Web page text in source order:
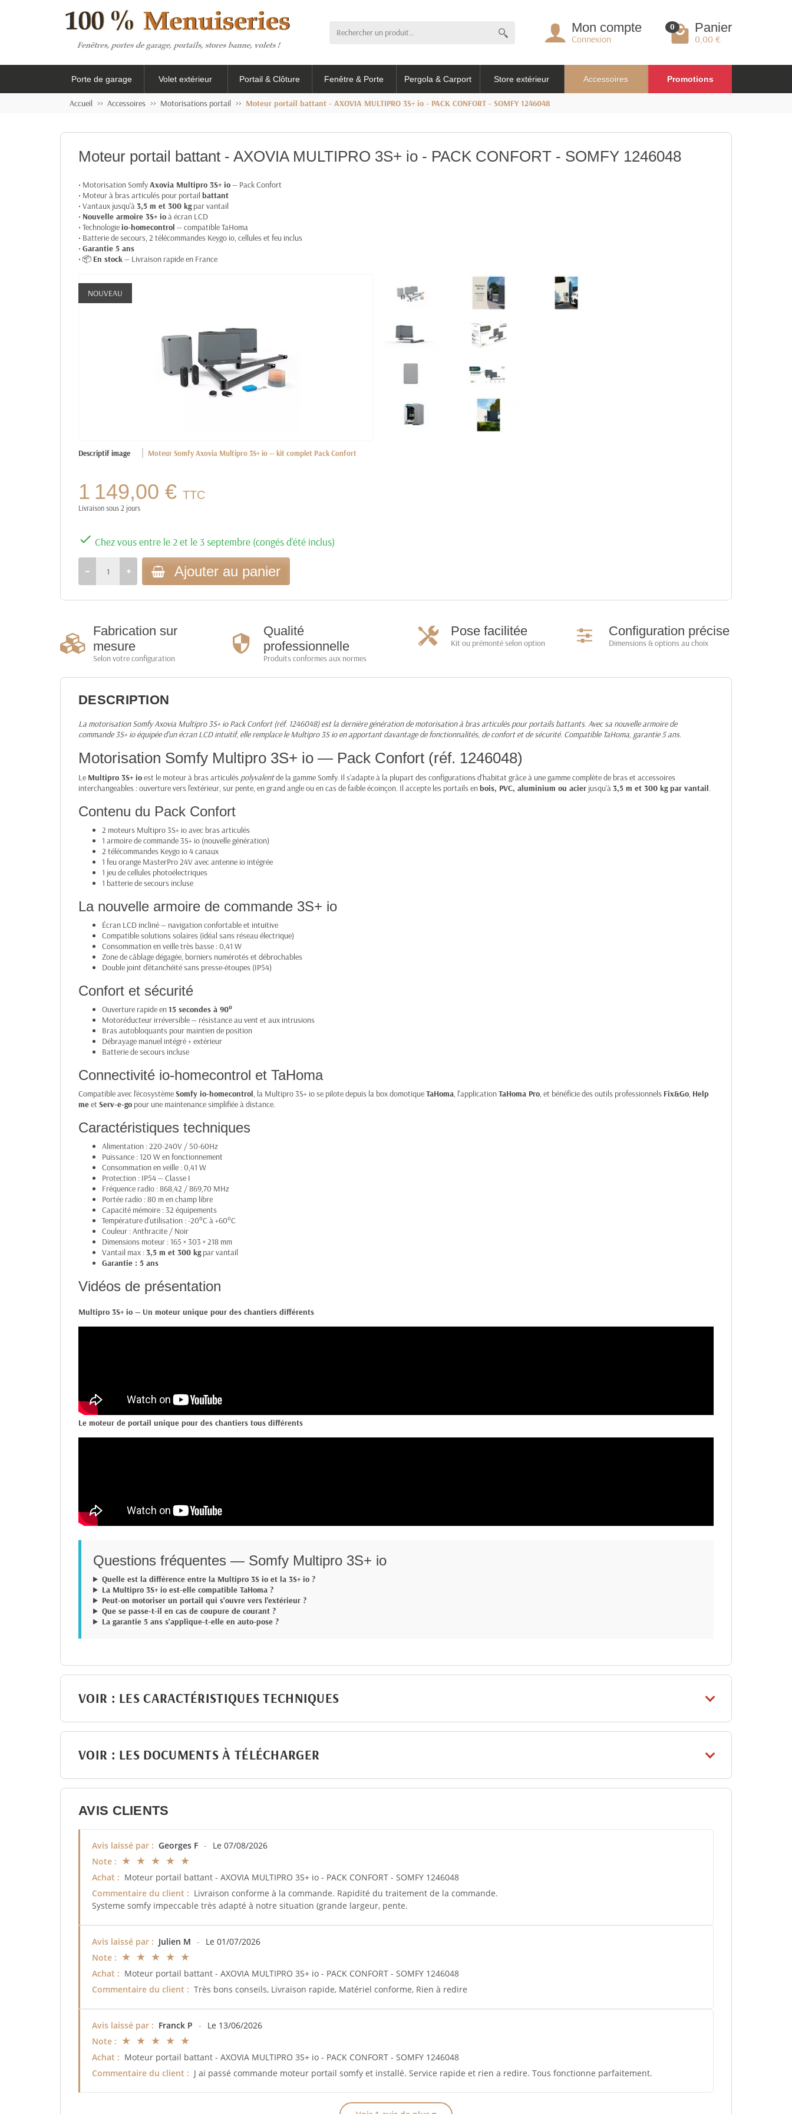
Mon compte
Connexion
0 Panier
0,00 €
Porte de garage Volet extérieur Portail & Clôture Fenêtre & Porte Pergola & Carport Store extérieur Accessoires Promotions
Accueil Accessoires Motorisations portail Moteur portail battant - AXOVIA MULTIPRO 3S+ io - PACK CONFORT - SOMFY 1246048
Moteur portail battant - AXOVIA MULTIPRO 3S+ io - PACK CONFORT - SOMFY 1246048
• Motorisation SomfyAxovia Multipro 3S+ io— Pack Confort
• Moteur à bras articulés pour portail battant
• Vantaux jusqu'à3,5 m et 300 kgpar vantail
• Nouvelle armoire 3S+ ioà écran LCD
• Technologieio-homecontrol — compatible TaHoma
• Batterie de secours, 2 télécommandes Keygo io, cellules et feu inclus
• Garantie 5 ans
• 📦 En stock— Livraison rapide en France
NOUVEAU
Descriptif image Moteur Somfy Axovia Multipro 3S+ io — kit complet Pack Confort
1 149,00 € TTC
Livraison sous 2 jours
 Chez vous entre le 2 et le 3 septembre (congés d’été inclus)
Ajouter au panier
Fabrication sur
mesure
Selon votre configuration
Qualité
professionnelle
Produits conformes aux normes
Pose facilitée
Kit ou prémonté selon option
Configuration précise
Dimensions & options au choix
DESCRIPTION
La motorisation Somfy Axovia Multipro 3S+ io Pack Confort (réf. 1246048) est la dernière génération de motorisation à bras articulés pour portails battants. Avec sa nouvelle armoire de
commande 3S+ io équipée d'un écran LCD intuitif, elle remplace le Multipro 3S io en apportant davantage de fonctionnalités, de confort et de sécurité. Compatible TaHoma, garantie 5 ans.
Motorisation Somfy Multipro 3S+ io — Pack Confort (réf. 1246048)
Le Multipro 3S+ ioest le moteur à bras articulés polyvalentde la gamme Somfy. Il s'adapte à la plupart des configurations d'habitat grâce à une gamme complète de bras et accessoires
interchangeables : ouverture vers l'extérieur, sur pente, en grand angle ou en cas de faible écoinçon. Il accepte les portails enbois, PVC, aluminium ou acier jusqu'à3,5 m et 300 kg par vantail.
Contenu du Pack Confort
2 moteurs Multipro 3S+ io avec bras articulés
1 armoire de commande 3S+ io (nouvelle génération)
2 télécommandes Keygo io 4 canaux
1 feu orange MasterPro 24V avec antenne io intégrée
1 jeu de cellules photoélectriques
1 batterie de secours incluse
La nouvelle armoire de commande 3S+ io
Écran LCD incliné — navigation confortable et intuitive
Compatible solutions solaires (idéal sans réseau électrique)
Consommation en veille très basse : 0,41 W
Zone de câblage dégagée, borniers numérotés et débrochables
Double joint d'étanchéité sans presse-étoupes (IP54)
Confort et sécurité
Ouverture rapide en15 secondes à 90°
Motoréducteur irréversible — résistance au vent et aux intrusions
Bras autobloquants pour maintien de position
Débrayage manuel intégré + extérieur
Batterie de secours incluse
Connectivité io-homecontrol et TaHoma
Compatible avec l'écosystèmeSomfy io-homecontrol, la Multipro 3S+ io se pilote depuis la box domotiqueTaHoma, l'applicationTaHoma Pro, et bénéficie des outils professionnels Fix&Go, Help
meet Serv-e-go pour une maintenance simplifiée à distance.
Caractéristiques techniques
Alimentation : 220-240V / 50-60Hz
Puissance : 120 W en fonctionnement
Consommation en veille : 0,41 W
Protection : IP54 — Classe I
Fréquence radio : 868,42 / 869,70 MHz
Portée radio : 80 m en champ libre
Capacité mémoire : 32 équipements
Température d'utilisation : -20°C à +60°C
Couleur : Anthracite / Noir
Dimensions moteur : 165 × 303 × 218 mm
Vantail max :3,5 m et 300 kgpar vantail
Garantie : 5 ans
Vidéos de présentation
Multipro 3S+ io — Un moteur unique pour des chantiers différents
Le moteur de portail unique pour des chantiers tous différents
Questions fréquentes — Somfy Multipro 3S+ io
Quelle est la différence entre la Multipro 3S io et la 3S+ io ?
La Multipro 3S+ io est-elle compatible TaHoma ?
Peut-on motoriser un portail qui s'ouvre vers l'extérieur ?
Que se passe-t-il en cas de coupure de courant ?
La garantie 5 ans s'applique-t-elle en auto-pose ?
VOIR : LES CARACTÉRISTIQUES TECHNIQUES
VOIR : LES DOCUMENTS À TÉLÉCHARGER
AVIS CLIENTS
Avis laissé par : Georges F -
Le 07/08/2026
Note : ★ ★ ★ ★ ★
Achat : Moteur portail battant - AXOVIA MULTIPRO 3S+ io - PACK CONFORT - SOMFY 1246048
Commentaire du client : Livraison conforme à la commande. Rapidité du traitement de la commande.
Systeme somfy impeccable très adapté à notre situation (grande largeur, pente.
Avis laissé par : Julien M -
Le 01/07/2026
Note : ★ ★ ★ ★ ★
Achat : Moteur portail battant - AXOVIA MULTIPRO 3S+ io - PACK CONFORT - SOMFY 1246048
Commentaire du client : Très bons conseils, Livraison rapide, Matériel conforme, Rien à redire
Avis laissé par : Franck P -
Le 13/06/2026
Note : ★ ★ ★ ★ ★
Achat : Moteur portail battant - AXOVIA MULTIPRO 3S+ io - PACK CONFORT - SOMFY 1246048
Commentaire du client : J ai passé commande moteur portail somfy et installé. Service rapide et rien a redire. Tous fonctionne parfaitement.